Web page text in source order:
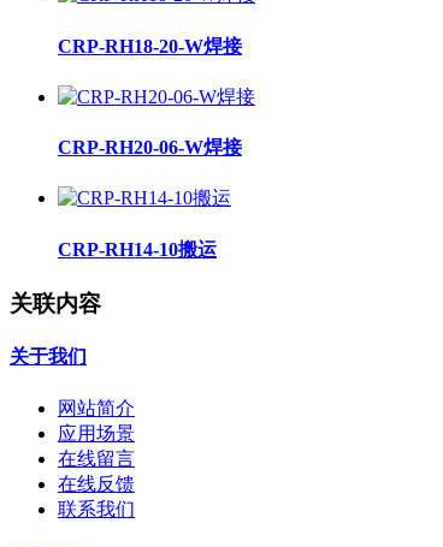
CRP-RH18-20-W焊接
CRP-RH20-06-W焊接
CRP-RH14-10搬运
关联内容
关于我们
网站简介
应用场景
在线留言
在线反馈
联系我们